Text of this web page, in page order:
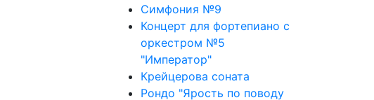
Симфония №9
Концерт для фортепиано с
оркестром №5
"Император"
Крейцерова соната
Рондо "Ярость по поводу